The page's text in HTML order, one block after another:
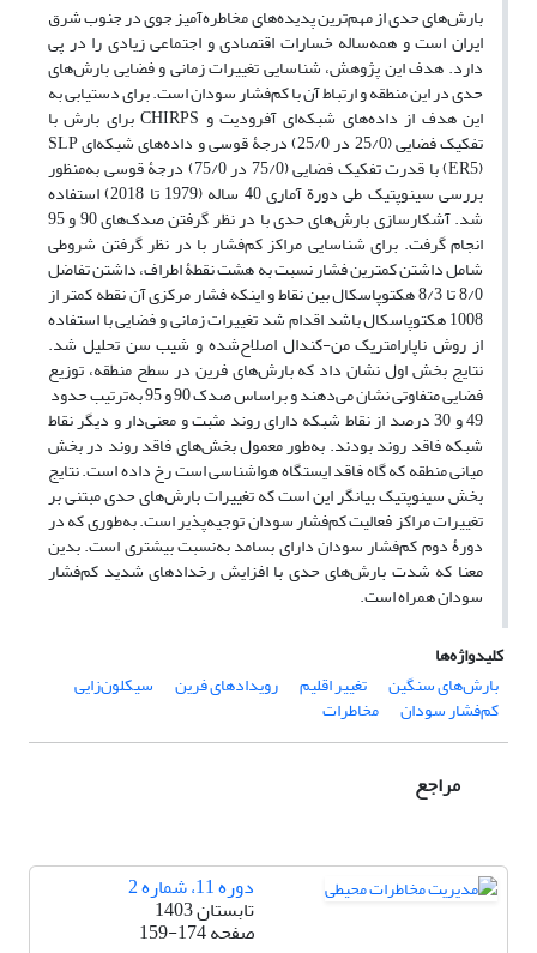
بارش‌های حدی از مهم‌ترین پدیده‌های مخاطره‌آمیز جوی در جنوب شرق
ایران است و همه‌ساله خسارات اقتصادی و اجتماعی زیادی را در پی
دارد. هدف این پژوهش، شناسایی تغییرات زمانی و فضایی بارش‌های
حدی در این منطقه و ارتباط آن با کم‌فشار سودان است. برای دستیابی به
این هدف از داده‌های شبکه‌ای آفرودیت و CHIRPS برای بارش با
تفکیک فضایی (25/0 در 25/0) درجۀ قوسی و داده‌های شبکه‌ای SLP
(ER5) با قدرت تفکیک فضایی (75/0 در 75/0) درجۀ قوسی به‌منظور
بررسی سینوپتیک طی دورة آماری 40 ساله (1979 تا 2018) استفاده
شد. آشکارسازی بارش‌های حدی با در نظر گرفتن صدک‌های 90 و 95
انجام گرفت. برای شناسایی مراکز کم‌فشار با در نظر گرفتن شروطی
شامل داشتن کمترین فشار نسبت به هشت نقطۀ اطراف، داشتن تفاضل
8/0 تا 8/3 هکتوپاسکال بین نقاط و اینکه فشار مرکزی آن نقطه کمتر از
1008 هکتوپاسکال باشد اقدام شد تغییرات زمانی و فضایی با استفاده
از روش ناپارامتریک من-کندال اصلاح‌شده و شیب سن تحلیل شد.
نتایج بخش اول نشان داد که بارش‌های فرین در سطح منطقه، توزیع
فضایی متفاوتی نشان می‌دهند و براساس صدک 90 و 95 به‌ترتیب حدود
49 و 30 درصد از نقاط شبکه دارای روند مثبت و معنی‌دار و دیگر نقاط
شبکه فاقد روند بودند. به‌طور معمول بخش‌های فاقد روند در بخش
میانی منطقه که گاه فاقد ایستگاه هواشناسی است رخ داده است. نتایج
بخش سینوپتیک بیانگر این است که تغییرات بارش‌های حدی مبتنی بر
تغییرات مراکز فعالیت کم‌فشار سودان توجیه‌پذیر است. به‌طوری که در
دورۀ دوم کم‌فشار سودان دارای بسامد به‌نسبت بیشتری است. بدین
معنا که شدت بارش‌های حدی با افزایش رخدادهای شدید کم‌فشار
سودان همراه است.
کلیدواژه‌ها
بارش‌های سنگین
تغییر اقلیم رویدادهای فرین سیکلون‌زایی
کم‌فشار سودان مخاطرات
مراجع
دوره 11، شماره 2
تابستان 1403
صفحه159-174